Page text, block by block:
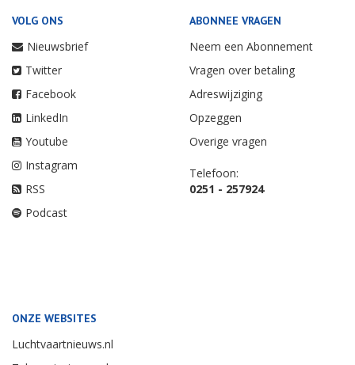
VOLG ONS
Nieuwsbrief
Twitter
Facebook
LinkedIn
Youtube
Instagram
RSS
Podcast
ABONNEE VRAGEN
Neem een Abonnement
Vragen over betaling
Adreswijziging
Opzeggen
Overige vragen
Telefoon:
0251 - 257924
ONZE WEBSITES
Luchtvaartnieuws.nl